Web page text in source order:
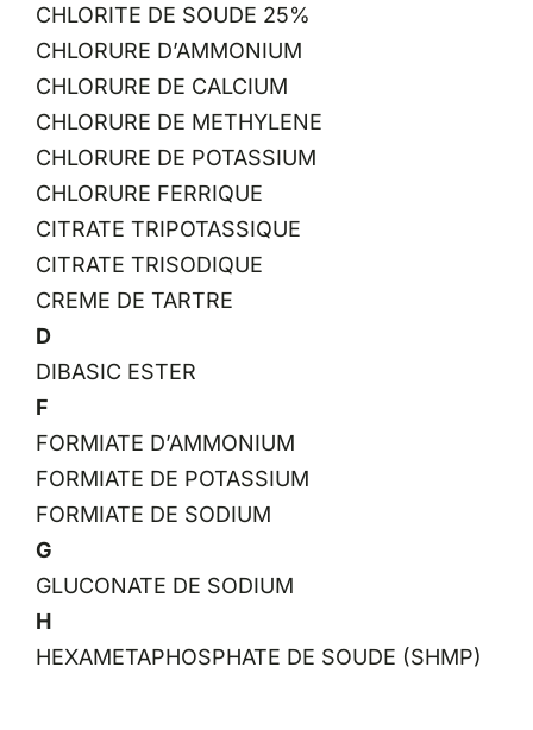
CHLORITE DE SOUDE 25%
CHLORURE D’AMMONIUM
CHLORURE DE CALCIUM
CHLORURE DE METHYLENE
CHLORURE DE POTASSIUM
CHLORURE FERRIQUE
CITRATE TRIPOTASSIQUE
CITRATE TRISODIQUE
CREME DE TARTRE
D
DIBASIC ESTER
F
FORMIATE D’AMMONIUM
FORMIATE DE POTASSIUM
FORMIATE DE SODIUM
G
GLUCONATE DE SODIUM
H
HEXAMETAPHOSPHATE DE SOUDE (SHMP)